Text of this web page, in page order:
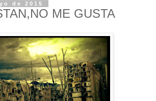
de 2015
ME GUSTA